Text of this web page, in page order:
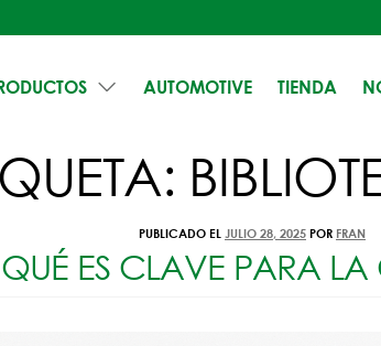
AUTOMOTIVE TIENDA
PUBLICADO EL JULIO 28, 2025 POR FRAN
ES CLAVE PARA